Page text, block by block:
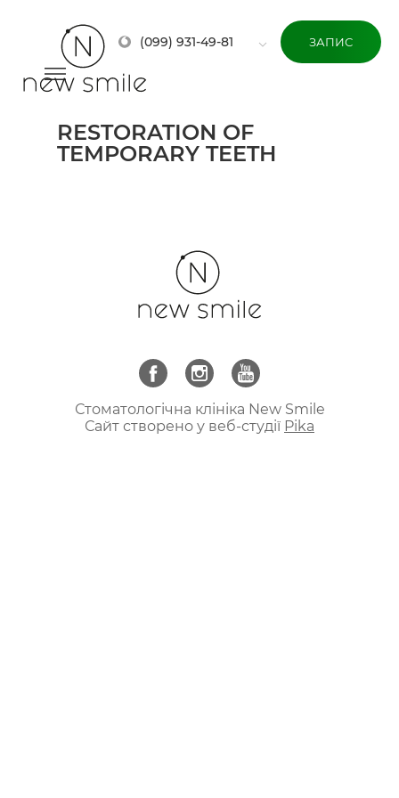
(099) 931-49-81 ЗАПИС
RESTORATION OF
TEMPORARY TEETH
Стоматологічна клініка New Smile
Сайт створено у веб-студії Pika